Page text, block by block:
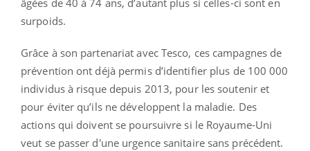
surpoids.
Grâce à son partenariat avec Tesco, ces campagnes de
prévention ont déjà permis d’identifier plus de 100 000
individus à risque depuis 2013, pour les soutenir et
pour éviter qu’ils ne développent la maladie. Des
actions qui doivent se poursuivre si le Royaume-Uni
veut se passer d'une urgence sanitaire sans précédent.